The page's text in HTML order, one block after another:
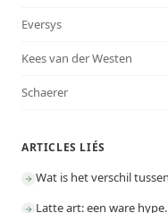
Eversys
Kees van der Westen
Schaerer
ARTICLES LIÉS
Wat is het verschil
Latte art: een ware